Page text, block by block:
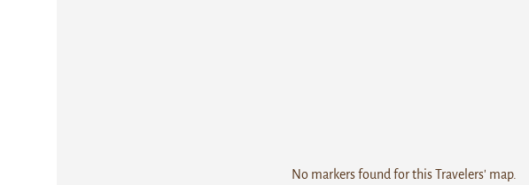
No markers found for this Travelers' map.